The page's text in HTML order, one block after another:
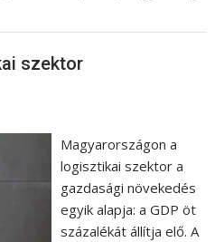
szektor
Magyarországon a
logisztikai szektor a
gazdasági növekedés
egyik alapja: a GDP öt
százalékát állítja elő. A